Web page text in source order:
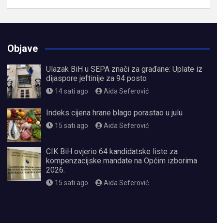
Objave
Ulazak BiH u SEPA znači za građane: Uplate iz
dijaspore jeftinije za 94 posto
14 sati ago Aida Seferović
Indeks cijena hrane blago porastao u julu
15 sati ago Aida Seferović
CIK BiH ovjerio 64 kandidatske liste za
kompenzacijske mandate na Općim izborima
2026.
15 sati ago Aida Seferović